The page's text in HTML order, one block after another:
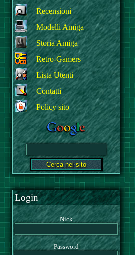
Recensioni
Modelli Amiga
Storia Amiga
Retro-Gamers
Lista Utenti
Contatti
Policy sito
Login
Nick
Password